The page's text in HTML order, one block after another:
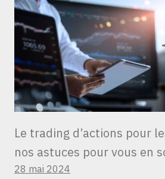
Le trading d’actions pour
nos astuces pour vous en
28 mai 2024